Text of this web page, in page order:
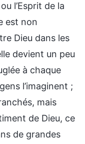
l’Esprit de la
est non
Dieu dans les
devient un peu
à chaque
l’imaginent ;
mais
de Dieu, ce
de grandes